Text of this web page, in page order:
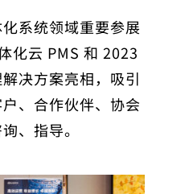
系统领域重要参展
化云 PMS 和 2023
决方案亮相，吸引
、合作伙伴、协会
、指导。